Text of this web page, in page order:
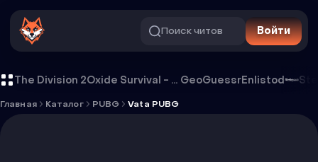
Поиск читов Войти
The Division 2 Oxide Survival - Rust Mobile GeoGuessrEnlistod
Главная Каталог PUBG Vata PUBG